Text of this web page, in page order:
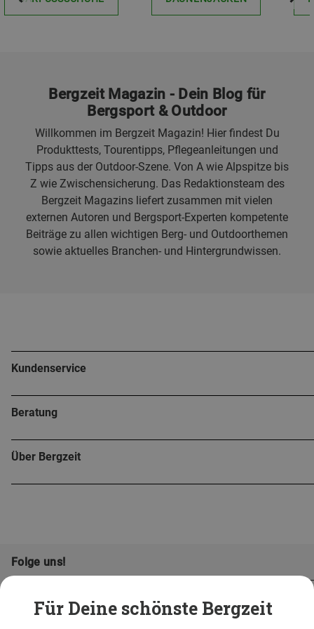
Für Deine schönste Bergzeit
Bergzeit Magazin - Dein Blog für
Bergsport & Outdoor
Willkommen im Bergzeit Magazin! Hier findest Du
Produkttests, Tourentipps, Pflegeanleitungen und
Tipps aus der Outdoor-Szene. Von A wie Alpspitze bis
Z wie Zwischensicherung. Das Redaktionsteam des
Bergzeit Magazins liefert zusammen mit vielen
externen Autoren und Bergsport-Experten kompetente
Beiträge zu allen wichtigen Berg- und Outdoorthemen
sowie aktuelles Branchen- und Hintergrundwissen.
Kundenservice
Beratung
Über Bergzeit
Folge uns!